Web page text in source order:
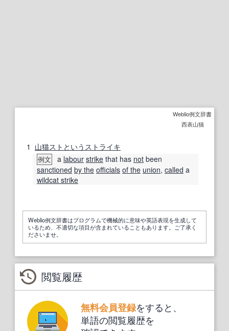
Weblio例文辞書
西表山猫
1 山猫スト という ストライキ
例文 a labour strike that has not been
sanctioned by the officials of the union, called a
wildcat strike
Weblio例文辞書はプログラムで機械的に意味や英語表現を生成して
いるため、不適切な項目が含まれていることもあります。ご了承く
ださいませ。
閲覧履歴
無料会員登録をすると、
単語の閲覧履歴を